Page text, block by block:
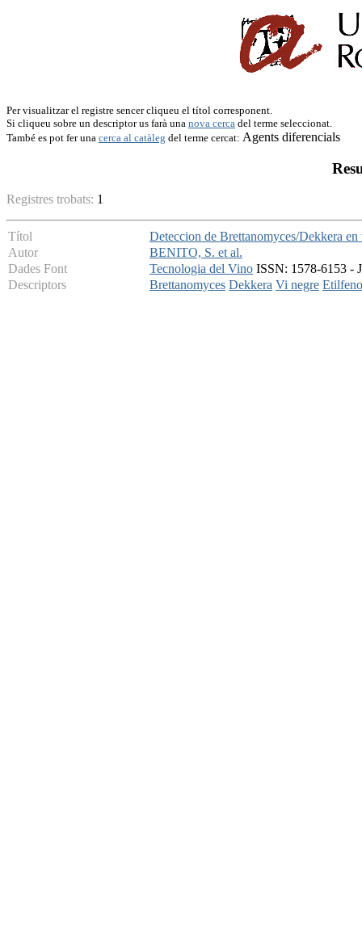
Per visualitzar el registre sencer cliqueu el títol corresponent.
Si cliqueu sobre un descriptor us farà una nova cerca del terme seleccionat.
També es pot fer una cerca al catàleg del terme cercat: Agents diferencials
Registres trobats: 1
Títol
Deteccion de Brettanomyces/Dekkera
Autor
BENITO, S. et al.
Dades Font
Tecnologia del Vino ISSN: 1578-6153 -
Descriptors
Brettanomyces Dekkera Vi negre